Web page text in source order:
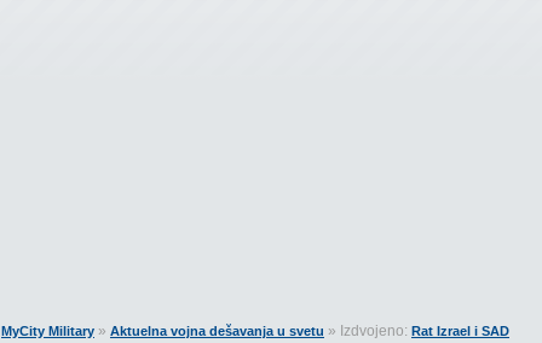
MyCity Military » Aktuelna vojna dešavanja u svetu » Izdvojeno: Rat Izrael i SAD